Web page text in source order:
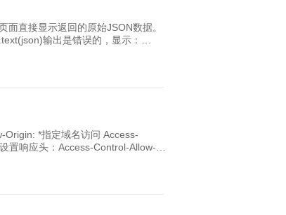
直接显示返回的原始JSON数据。
输出是错误的，显示：
Origin: *指定域名访问 Access-
置响应头：Access-Control-Allow-